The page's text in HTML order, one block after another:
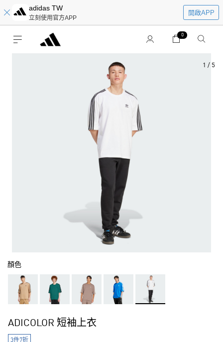
adidas TW
立刻使用官方APP
開啟APP
0
1 / 5
顏色
ADICOLOR 短袖上衣
3件7折